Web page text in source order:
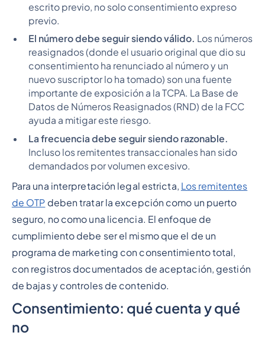
escrito previo, no solo consentimiento expreso
previo.
El número debe seguir siendo válido. Los números
reasignados (donde el usuario original que dio su
consentimiento ha renunciado al número y un
nuevo suscriptor lo ha tomado) son una fuente
importante de exposición a la TCPA. La Base de
Datos de Números Reasignados (RND) de la FCC
ayuda a mitigar este riesgo.
La frecuencia debe seguir siendo razonable.
Incluso los remitentes transaccionales han sido
demandados por volumen excesivo.
Para una interpretación legal estricta, Los remitentes
de OTP deben tratar la excepción como un puerto
seguro, no como una licencia. El enfoque de
cumplimiento debe ser el mismo que el de un
programa de marketing con consentimiento total,
con registros documentados de aceptación, gestión
de bajas y controles de contenido.
Consentimiento: qué cuenta y qué
no